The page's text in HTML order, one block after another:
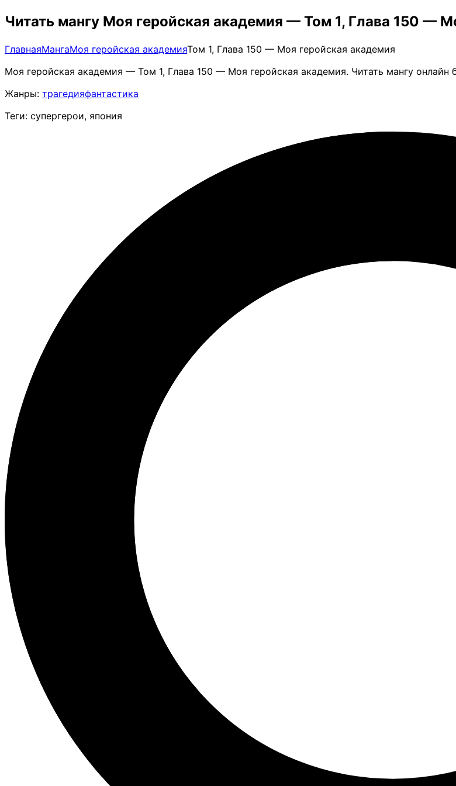
Читать мангу Моя геройская академия — Том 1, Глава 150 —
ГлавнаяМангаМоя геройская академияТом 1, Глава 150 — Моя геройская академия
Моя геройская академия — Том 1, Глава 150 — Моя геройская академия. Читать мангу онлайн
Жанры: трагедияфантастика
Теги: супергерои, япония